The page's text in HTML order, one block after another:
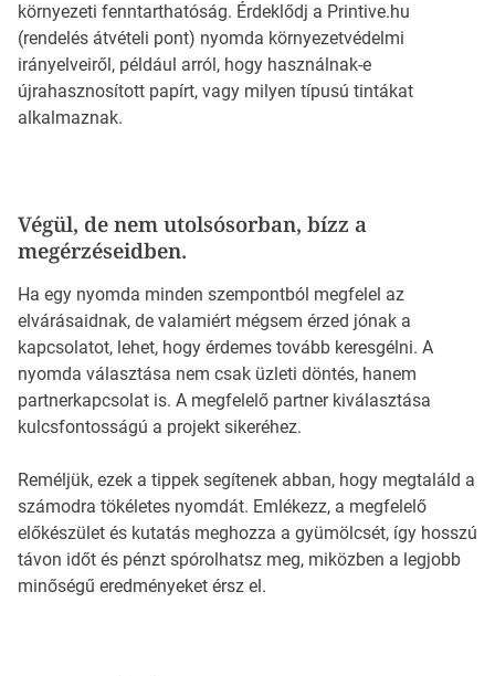
környezeti fenntarthatóság. Érdeklődj a Printive.hu
(rendelés átvételi pont) nyomda környezetvédelmi
irányelveiről, például arról, hogy használnak-e
újrahasznosított papírt, vagy milyen típusú tintákat
alkalmaznak.
Végül, de nem utolsósorban, bízz a
megérzéseidben.
Ha egy nyomda minden szempontból megfelel az
elvárásaidnak, de valamiért mégsem érzed jónak a
kapcsolatot, lehet, hogy érdemes tovább keresgélni. A
nyomda választása nem csak üzleti döntés, hanem
partnerkapcsolat is. A megfelelő partner kiválasztása
kulcsfontosságú a projekt sikeréhez.
Reméljük, ezek a tippek segítenek abban, hogy megtaláld a
számodra tökéletes nyomdát. Emlékezz, a megfelelő
előkészület és kutatás meghozza a gyümölcsét, így hosszú
távon időt és pénzt spórolhatsz meg, miközben a legjobb
minőségű eredményeket érsz el.